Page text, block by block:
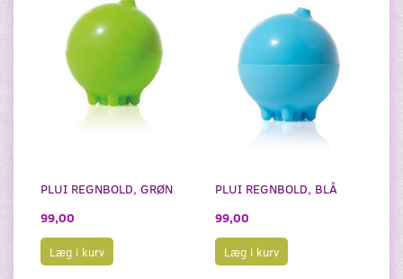
PLUI REGNBOLD, GRØN
99,00
Læg i kurv
PLUI REGNBOLD, BLÅ
99,00
Læg i kurv